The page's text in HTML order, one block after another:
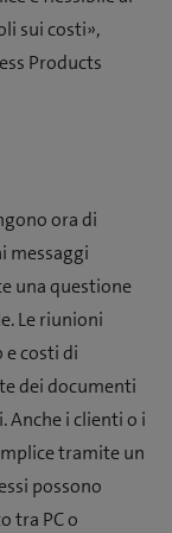
sui costi»,
Products
ora di
messaggi
una questione
Le riunioni
costi di
dei documenti
Anche i clienti o i
tramite un
possono
tra PC o